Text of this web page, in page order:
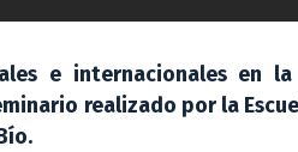
e internacionales en
realizado por la